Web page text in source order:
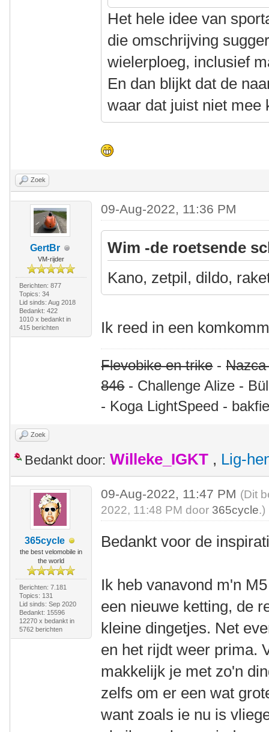
Het hele idee van
die omschrijving
wielerploeg, inclusief
En dan blijkt dat de
waar dat juist niet mee
Zoek
GertBr
VM-rijder
Berichten: 877
Topics: 34
Lid sinds: Aug 2018
Bedankt: 422
1010 x bedankt in
415 berichten
09-Aug-2022, 11:36 PM
Wim -de roetsende
Kano, zetpil, dildo,
Ik reed in een
Flevobike en trike-
846- Challenge Alize -
- Koga LightSpeed -
Zoek
Bedankt door: Willeke_IGKT , Lig-
365cycle
the best velomobile in
the world
Berichten: 7.181
Topics: 131
Lid sinds: Sep 2020
Bedankt: 15596
12270 x bedankt in
5762 berichten
09-Aug-2022, 11:47 PM (Dit
2022, 11:48 PM door 365cycle.)
Bedankt voor de
Ik heb vanavond m'n
een nieuwe ketting, de
kleine dingetjes. Net
en het rijdt weer prima.
makkelijk je met zo'n
zelfs om er een wat
want zoals ie nu is